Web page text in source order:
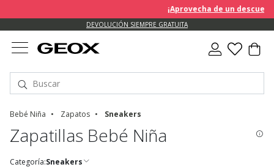
¡Aprovecha de un descuento
DEVOLUCIÓN SIEMPRE GRATUITA
Bebé Niña Zapatos Sneakers
Zapatillas Bebé Niña
Categoría:Sneakers